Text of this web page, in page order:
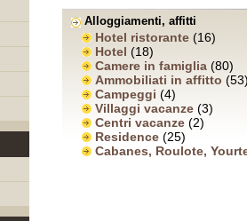
Alloggiamenti, affitti
Hotel ristorante (16)
Hotel (18)
Camere in famiglia (80)
Ammobiliati in affitto
Campeggi (4)
Villaggi vacanze (3)
Centri vacanze (2)
Residence (25)
Cabanes, Roulote,